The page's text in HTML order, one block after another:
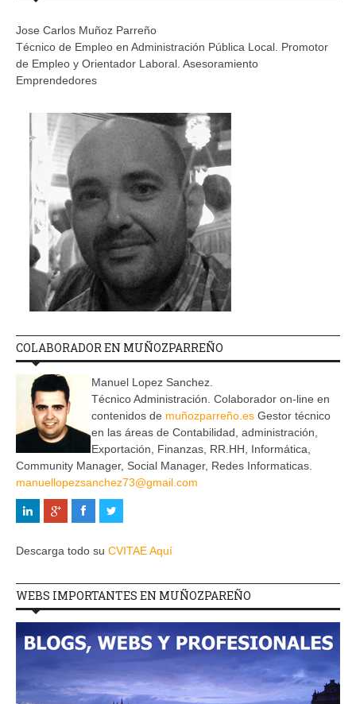
Jose Carlos Muñoz Parreño
Técnico de Empleo en Administración Pública Local. Promotor
de Empleo y Orientador Laboral. Asesoramiento
Emprendedores
COLABORADOR EN MUÑOZPARREÑO
Manuel Lopez Sanchez.
Técnico Administración. Colaborador on-line en
contenidos de muñozparreño.es Gestor técnico
en las áreas de Contabilidad, administración,
Exportación, Finanzas, RR.HH, Informática,
Community Manager, Social Manager, Redes Informaticas.
manuellopezsanchez73@gmail.com
Descarga todo su CVITAE Aquí
WEBS IMPORTANTES EN MUÑOZPAREÑO